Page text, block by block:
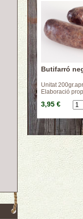
Butifarró
Unitat
Elaboració
3,95 €